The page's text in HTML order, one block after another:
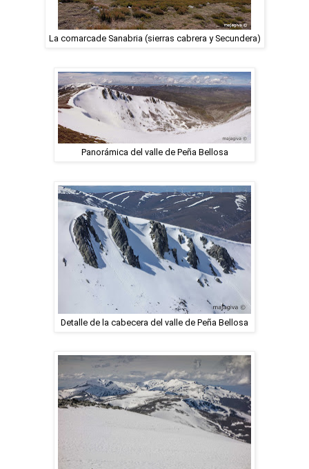
La comarcade Sanabria (sierras cabrera y Secundera)
Panorámica del valle de Peña Bellosa
Detalle de la cabecera del valle de Peña Bellosa